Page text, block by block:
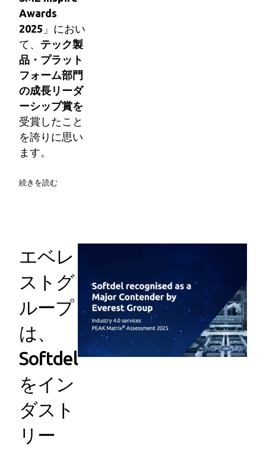
Awards
2025 」におい
て、 テック製
品・プラット
フォーム部門
の成長リーダ
ーシップ賞を
受賞したこと
を誇りに思い
ます。
続きを読む
エベレ
ストグ
ループ
は、
Softdel
をイン
ダスト
リー